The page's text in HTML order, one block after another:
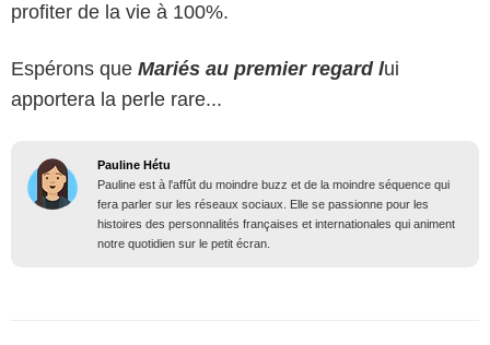
profiter de la vie à 100%.
Espérons que Mariés au premier regard lui
apportera la perle rare...
Pauline Hétu
Pauline est à l'affût du moindre buzz et de la moindre séquence qui
fera parler sur les réseaux sociaux. Elle se passionne pour les
histoires des personnalités françaises et internationales qui animent
notre quotidien sur le petit écran.